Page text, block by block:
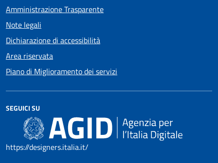
Amministrazione Trasparente
Note legali
Dichiarazione di accessibilità
Area riservata
Piano di Miglioramento dei servizi
SEGUICI SU
https://designers.italia.it/